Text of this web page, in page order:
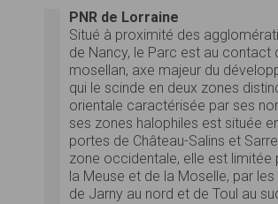
PNR de Lorraine
Situé à proximité des
de Nancy, le Parc est au contact
mosellan, axe majeur du
qui le scinde en deux zones
orientale caractérisée par ses
ses zones halophiles est située
portes de Château-Salins et
zone occidentale, elle est limitée
la Meuse et de la Moselle, par
de Jarny au nord et de Toul au